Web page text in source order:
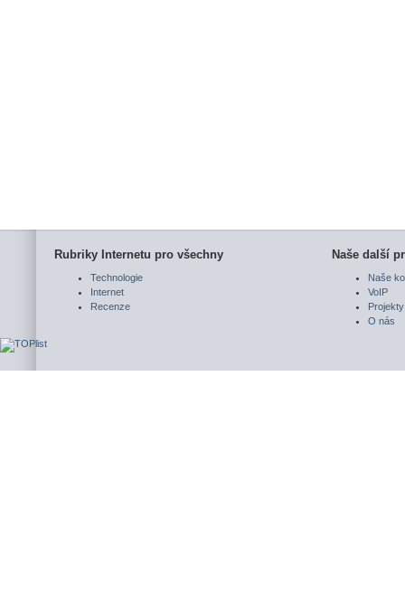
Rubriky Internetu pro všechny
Technologie
Internet
Recenze
Naše další
Naše
VoIP
Projekty
O nás